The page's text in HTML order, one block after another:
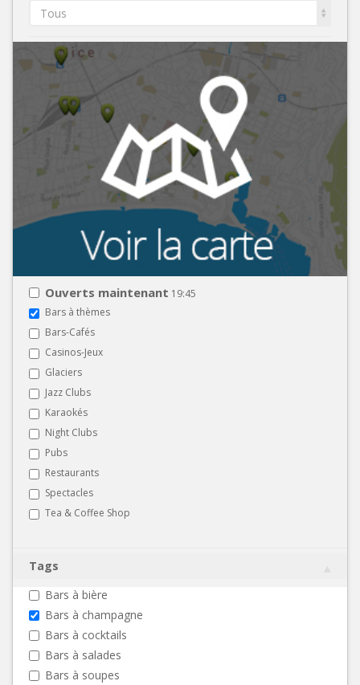
Tous
Ouverts maintenant 19:45
Bars à thèmes
Bars-Cafés
Casinos-Jeux
Glaciers
Jazz Clubs
Karaokés
Night Clubs
Pubs
Restaurants
Spectacles
Tea & Coffee Shop
Tags
Bars à bière
Bars à champagne
Bars à cocktails
Bars à salades
Bars à soupes